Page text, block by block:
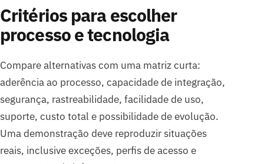
Critérios para escolher
processo e tecnologia
Compare alternativas com uma matriz curta:
aderência ao processo, capacidade de integração,
segurança, rastreabilidade, facilidade de uso,
suporte, custo total e possibilidade de evolução.
Uma demonstração deve reproduzir situações
reais, inclusive exceções, perfis de acesso e